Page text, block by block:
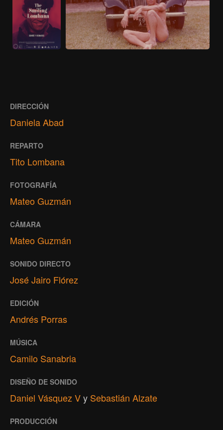
DIRECCIÓN
Daniela Abad
REPARTO
Tito Lombana
FOTOGRAFÍA
Mateo Guzmán
CÁMARA
Mateo Guzmán
SONIDO DIRECTO
José Jairo Flórez
EDICIÓN
Andrés Porras
MÚSICA
Camilo Sanabria
DISEÑO DE SONIDO
Daniel Vásquez Vy Sebastián Alzate
PRODUCCIÓN